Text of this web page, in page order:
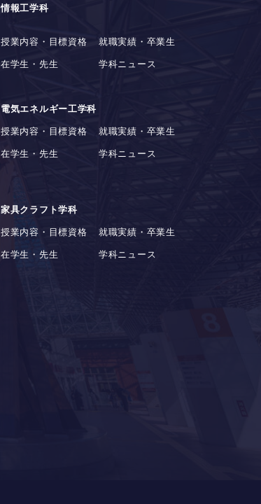
情報工学科
授業内容・目標資格 就職実績・卒業生
在学生・先生 学科ニュース
電気エネルギー工学科
授業内容・目標資格 就職実績・卒業生
在学生・先生 学科ニュース
家具クラフト学科
授業内容・目標資格 就職実績・卒業生
在学生・先生 学科ニュース